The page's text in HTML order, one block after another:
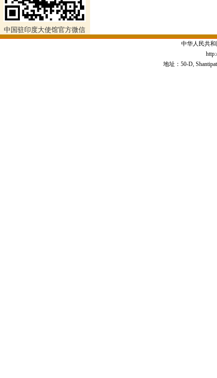
中国驻印度大使馆官方微信
中华人民共
地址：50-D,